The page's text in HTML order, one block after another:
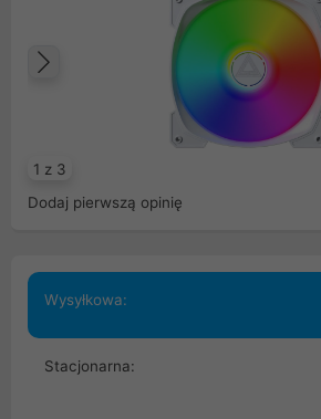
1 z 3
Poprzedni
Dodaj pierwszą opinię
Wysyłkowa:
Stacjonarna: